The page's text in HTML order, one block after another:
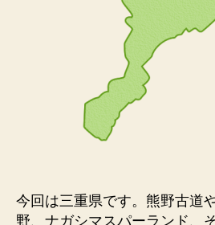
今回は三重県です。熊野古道
野、ナガシマスパーランド、